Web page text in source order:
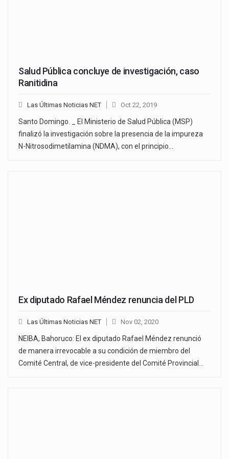
Salud Pública concluye de investigación, caso
Ranitidina
Las Últimas Noticias NET Oct 22, 2019
Santo Domingo. _ El Ministerio de Salud Pública (MSP)
finalizó la investigación sobre la presencia de la impureza
N-Nitrosodimetilamina (NDMA), con el principio…
Ex diputado Rafael Méndez renuncia del PLD
Las Últimas Noticias NET Nov 02, 2020
NEIBA, Bahoruco: El ex diputado Rafael Méndez renunció
de manera irrevocable a su condición de miembro del
Comité Central, de vice-presidente del Comité Provincial…